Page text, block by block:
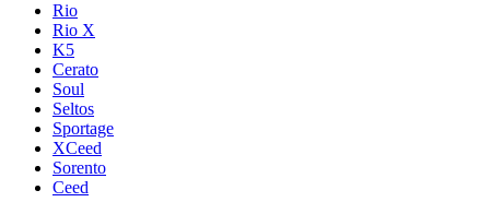
Rio
Rio X
K5
Cerato
Soul
Seltos
Sportage
XCeed
Sorento
Ceed